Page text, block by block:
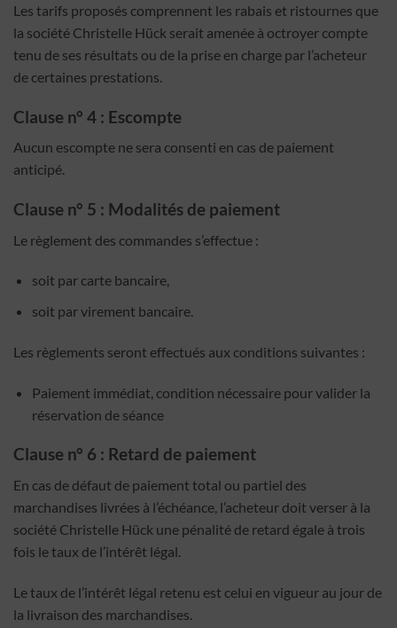
Les tarifs proposés comprennent les rabais et ristournes que
la société Christelle Hück serait amenée à octroyer compte
tenu de ses résultats ou de la prise en charge par l’acheteur
de certaines prestations.
Clause n° 4 : Escompte
Aucun escompte ne sera consenti en cas de paiement
anticipé.
Clause n° 5 : Modalités de paiement
Le règlement des commandes s’effectue :
soit par carte bancaire,
soit par virement bancaire.
Les règlements seront effectués aux conditions suivantes :
Paiement immédiat, condition nécessaire pour valider la
réservation de séance
Clause n° 6 : Retard de paiement
En cas de défaut de paiement total ou partiel des
marchandises livrées à l’échéance, l’acheteur doit verser à la
société Christelle Hück une pénalité de retard égale à trois
fois le taux de l’intérêt légal.
Le taux de l’intérêt légal retenu est celui en vigueur au jour de
la livraison des marchandises.